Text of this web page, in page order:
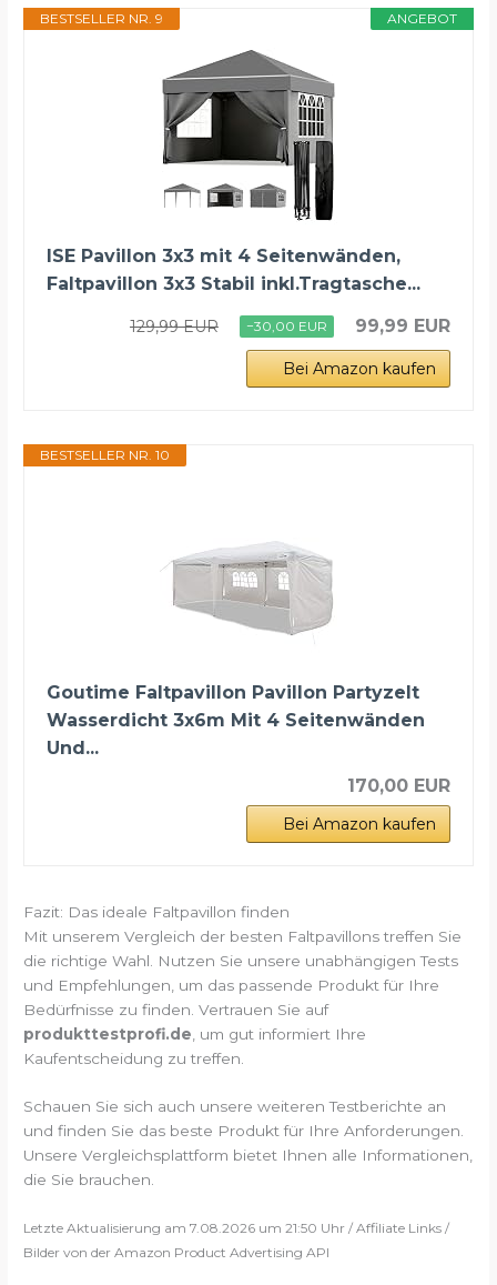
ANGEBOT
BESTSELLER NR. 9
ISE Pavillon 3x3 mit 4 Seitenwänden,
Faltpavillon 3x3 Stabil inkl.Tragtasche...
129,99 EUR −30,00 EUR 99,99 EUR
Bei Amazon kaufen
BESTSELLER NR. 10
Goutime Faltpavillon Pavillon Partyzelt
Wasserdicht 3x6m Mit 4 Seitenwänden
Und...
170,00 EUR
Bei Amazon kaufen
Fazit: Das ideale Faltpavillon finden
Mit unserem Vergleich der besten Faltpavillons treffen Sie
die richtige Wahl. Nutzen Sie unsere unabhängigen Tests
und Empfehlungen, um das passende Produkt für Ihre
Bedürfnisse zu finden. Vertrauen Sie auf
produkttestprofi.de , um gut informiert Ihre
Kaufentscheidung zu treffen.
Schauen Sie sich auch unsere weiteren Testberichte an
und finden Sie das beste Produkt für Ihre Anforderungen.
Unsere Vergleichsplattform bietet Ihnen alle Informationen,
die Sie brauchen.
Letzte Aktualisierung am 7.08.2026 um 21:50 Uhr / Affiliate Links /
Bilder von der Amazon Product Advertising API